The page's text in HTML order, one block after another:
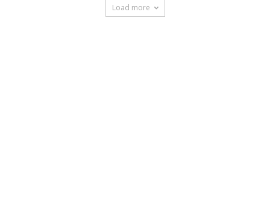
Load more